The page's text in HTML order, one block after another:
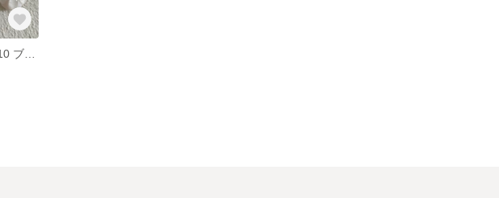
【サイズオーダー】No.10 ブルーぷっくりフラワー